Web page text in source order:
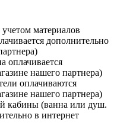
материалов
дополнительно
оплачивается
нашего партнера)
оплачиваются
нашего партнера)
кабины (ванна или душ.
в интернет